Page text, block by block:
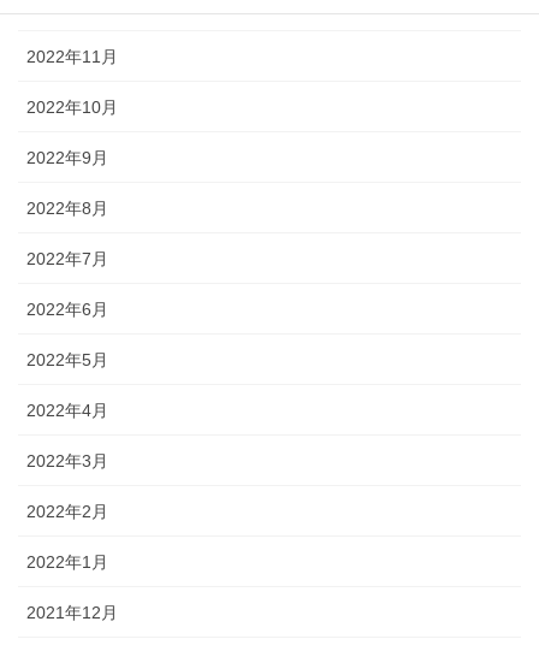
2022年11月
2022年10月
2022年9月
2022年8月
2022年7月
2022年6月
2022年5月
2022年4月
2022年3月
2022年2月
2022年1月
2021年12月